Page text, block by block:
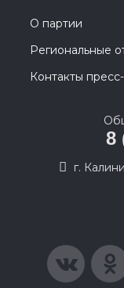
О партии
Региональные
Контакты
8
г.